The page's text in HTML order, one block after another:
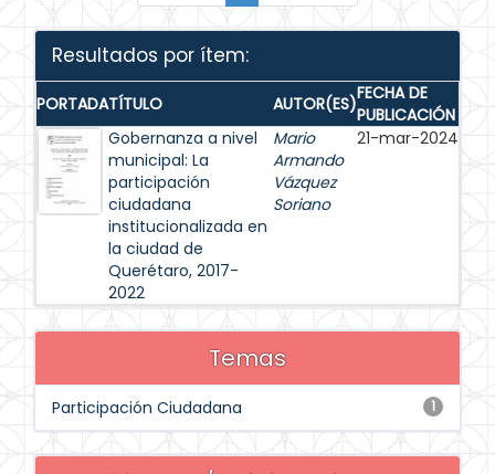
Resultados por ítem:
PORTADATÍTULO AUTOR(ES)FECHA DE
PUBLICACIÓN
Gobernanza a nivel
municipal: La
participación
ciudadana
institucionalizada en
la ciudad de
Querétaro, 2017-
2022
Mario
Armando
Vázquez
Soriano
21-mar-2024
Temas
1
Participación Ciudadana